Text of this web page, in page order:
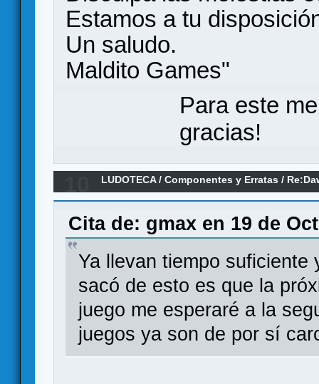
Estamos a tu
Un saludo.
Maldito Games"
Para este
gracias!
LUDOTECA/Componentes y Erratas /
(erratas)
Cita de: gmax en 19 de
Ya llevan tiempo
sacó de esto es que la
juego me esperaré a la
juegos ya son de por sí